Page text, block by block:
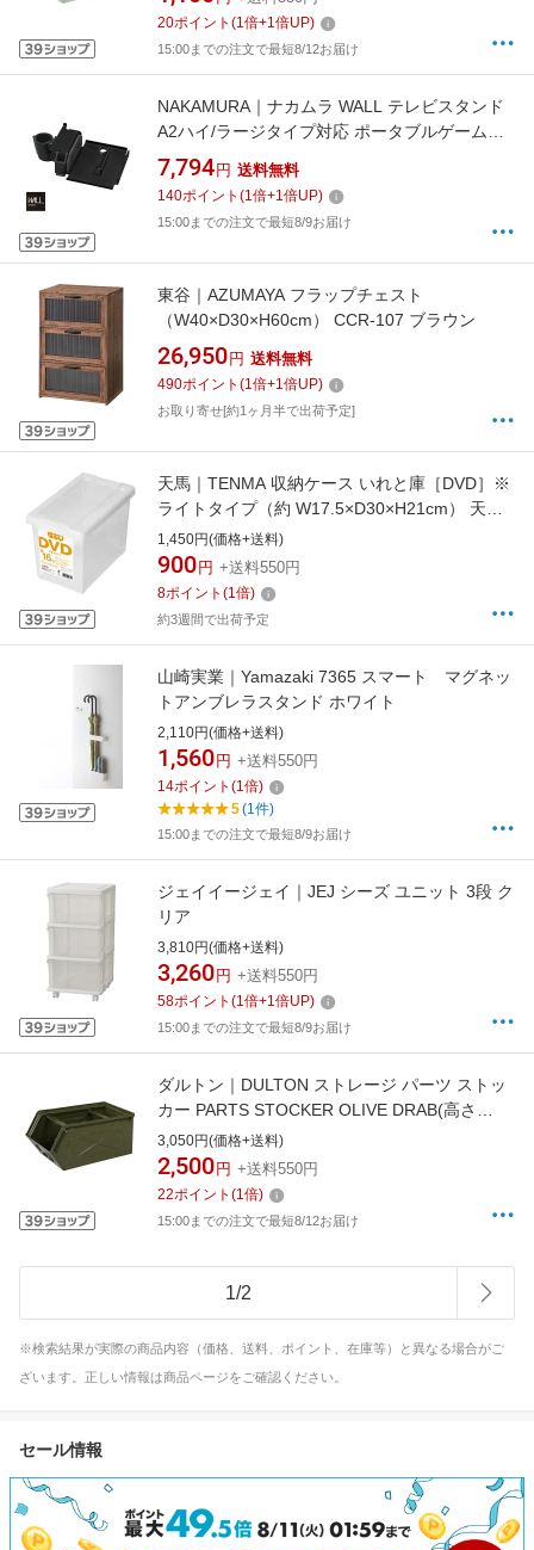
20ポイント (1倍+1倍UP)
15:00までの注文で最短8/12お届け
NAKAMURA｜ナカムラ WALL テレビスタンド
A2ハイ/ラージタイプ対応 ポータブルゲーム機
ホルダー サテンブラック M05000247
7,794 円 送料無料
140ポイント (1倍+1倍UP)
15:00までの注文で最短8/9お届け
東谷｜AZUMAYA フラップチェスト
（W40×D30×H60cm） CCR-107 ブラウン
26,950 円 送料無料
490ポイント (1倍+1倍UP)
お取り寄せ[約1ヶ月半で出荷予定]
天馬｜TENMA 収納ケース いれと庫［DVD］※
ライトタイプ（約 W17.5×D30×H21cm） 天馬
（TENMA） オールクリア 110005781
1,450円(価格+送料)
900 円 +送料550円
8ポイント (1倍)
約3週間で出荷予定
山崎実業｜Yamazaki 7365 スマート マグネッ
トアンブレラスタンド ホワイト
2,110円(価格+送料)
1,560 円 +送料550円
14ポイント (1倍)
5(1件)
15:00までの注文で最短8/9お届け
ジェイイージェイ｜JEJ シーズ ユニット 3段 ク
リア
3,810円(価格+送料)
3,260 円 +送料550円
58ポイント (1倍+1倍UP)
15:00までの注文で最短8/9お届け
ダルトン｜DULTON ストレージ パーツ ストッ
カー PARTS STOCKER OLIVE DRAB(高さ
130mm×幅170mm×奥行280mm/OLIVE) CH07-
H298OV
3,050円(価格+送料)
2,500 円 +送料550円
22ポイント (1倍)
15:00までの注文で最短8/12お届け
1/2
※検索結果が実際の商品内容（価格、送料、ポイント、在庫等）と異なる場合がご
ざいます。正しい情報は商品ページをご確認ください。
セール情報